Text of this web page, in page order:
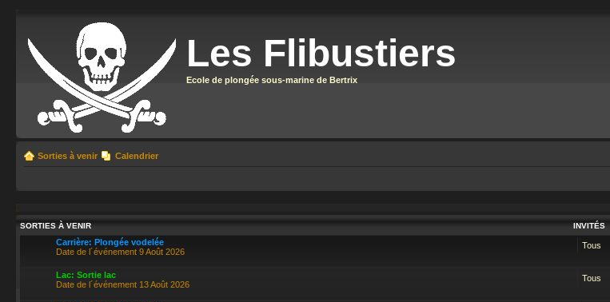
Les Flibustiers
Ecole de plongée sous-marine de Bertrix
Sorties à venir Calendrier
SORTIES À VENIR INVITÉS
Carrière: Plongée vodelée
Date de l´événement 9 Août 2026
Tous
Lac: Sortie lac
Date de l´événement 13 Août 2026
Tous